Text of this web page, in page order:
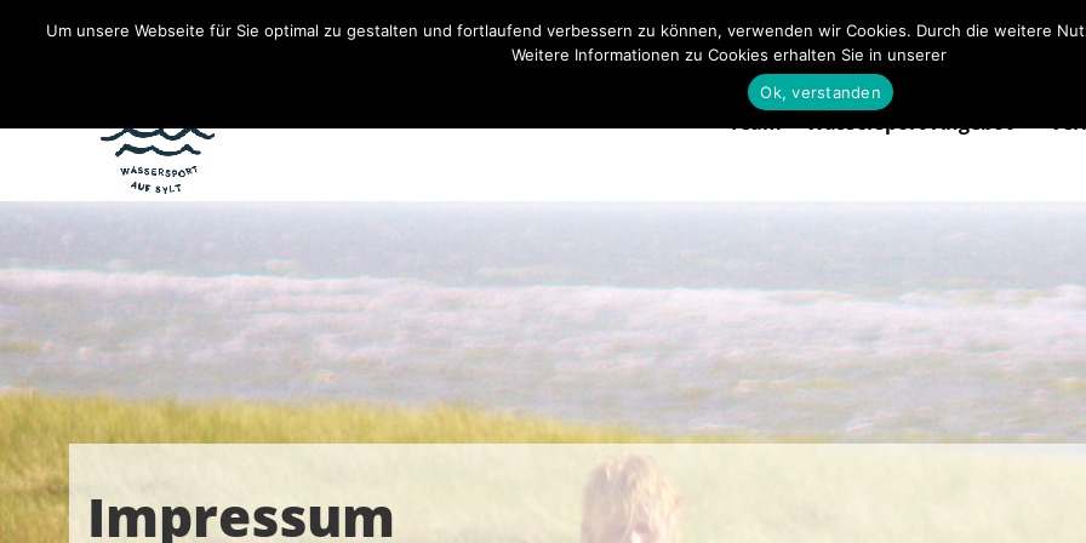
Team Wassersport-Angebot
Impressum
Um unsere Webseite für Sie optimal zu gestalten und fortlaufend verbessern zu können, verwenden wir Cookies. Durch die weitere
Weitere Informationen zu Cookies erhalten Sie in unserer
Ok, verstanden
Team Wassersport-Angebot